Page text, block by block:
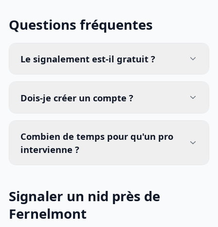
Questions fréquentes
Le signalement est-il gratuit ?
Dois-je créer un compte ?
Combien de temps pour qu'un pro
intervienne ?
Signaler un nid près de
Fernelmont